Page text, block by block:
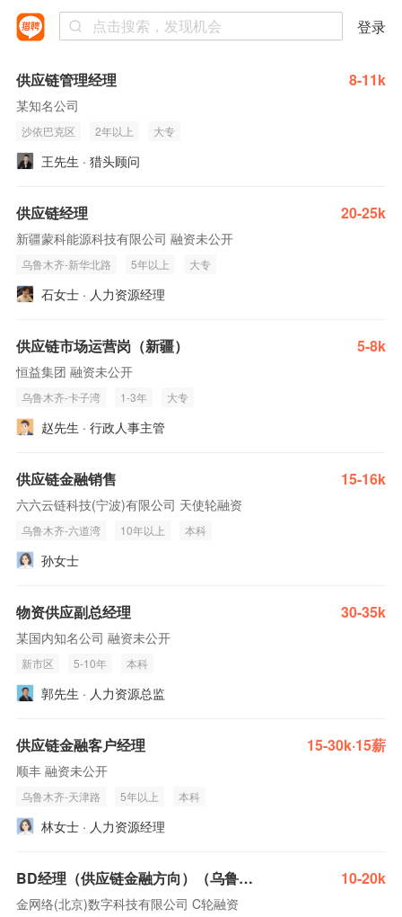
登录
供应链管理经理 8-11k
某知名公司
沙依巴克区 2年以上 大专
王先生 · 猎头顾问
供应链经理 20-25k
新疆蒙科能源科技有限公司 融资未公开
乌鲁木齐-新华北路 5年以上 大专
石女士 · 人力资源经理
供应链市场运营岗（新疆） 5-8k
恒益集团 融资未公开
乌鲁木齐-卡子湾 1-3年 大专
赵先生 · 行政人事主管
供应链金融销售 15-16k
六六云链科技(宁波)有限公司 天使轮融资
乌鲁木齐-六道湾 10年以上 本科
孙女士
物资供应副总经理 30-35k
某国内知名公司 融资未公开
新市区 5-10年 本科
郭先生 · 人力资源总监
供应链金融客户经理 15-30k·15薪
顺丰 融资未公开
乌鲁木齐-天津路 5年以上 本科
林女士 · 人力资源经理
BD经理（供应链金融方向）（乌鲁木齐）(J10230) 10-20k
金网络(北京)数字科技有限公司 C轮融资